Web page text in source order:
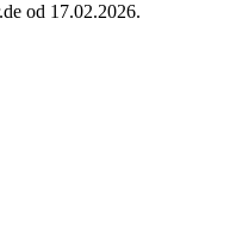
od 17.02.2026.